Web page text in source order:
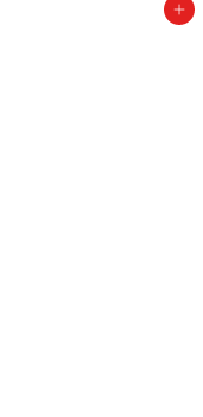
Pievienot grozam